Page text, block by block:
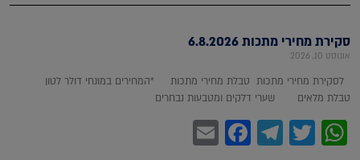
סקירת מחירי מתכות 6.8.2026
אוגוסט 10, 2026
לסקירת מחירי מתכות טבלת מחירי מתכות *המחירים במונחי דולר לטון
טבלת מלאים שערי דלקים ומטבעות נבחרים
WhatsApp
Twitter
Telegram
Facebook